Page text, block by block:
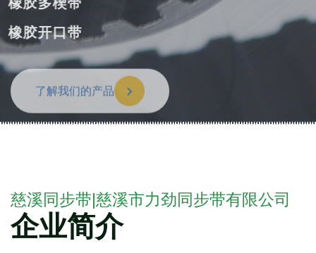
橡胶开口带
了解我们的产品
慈溪同步带|慈溪市力劲同步带有限公司
企业简介